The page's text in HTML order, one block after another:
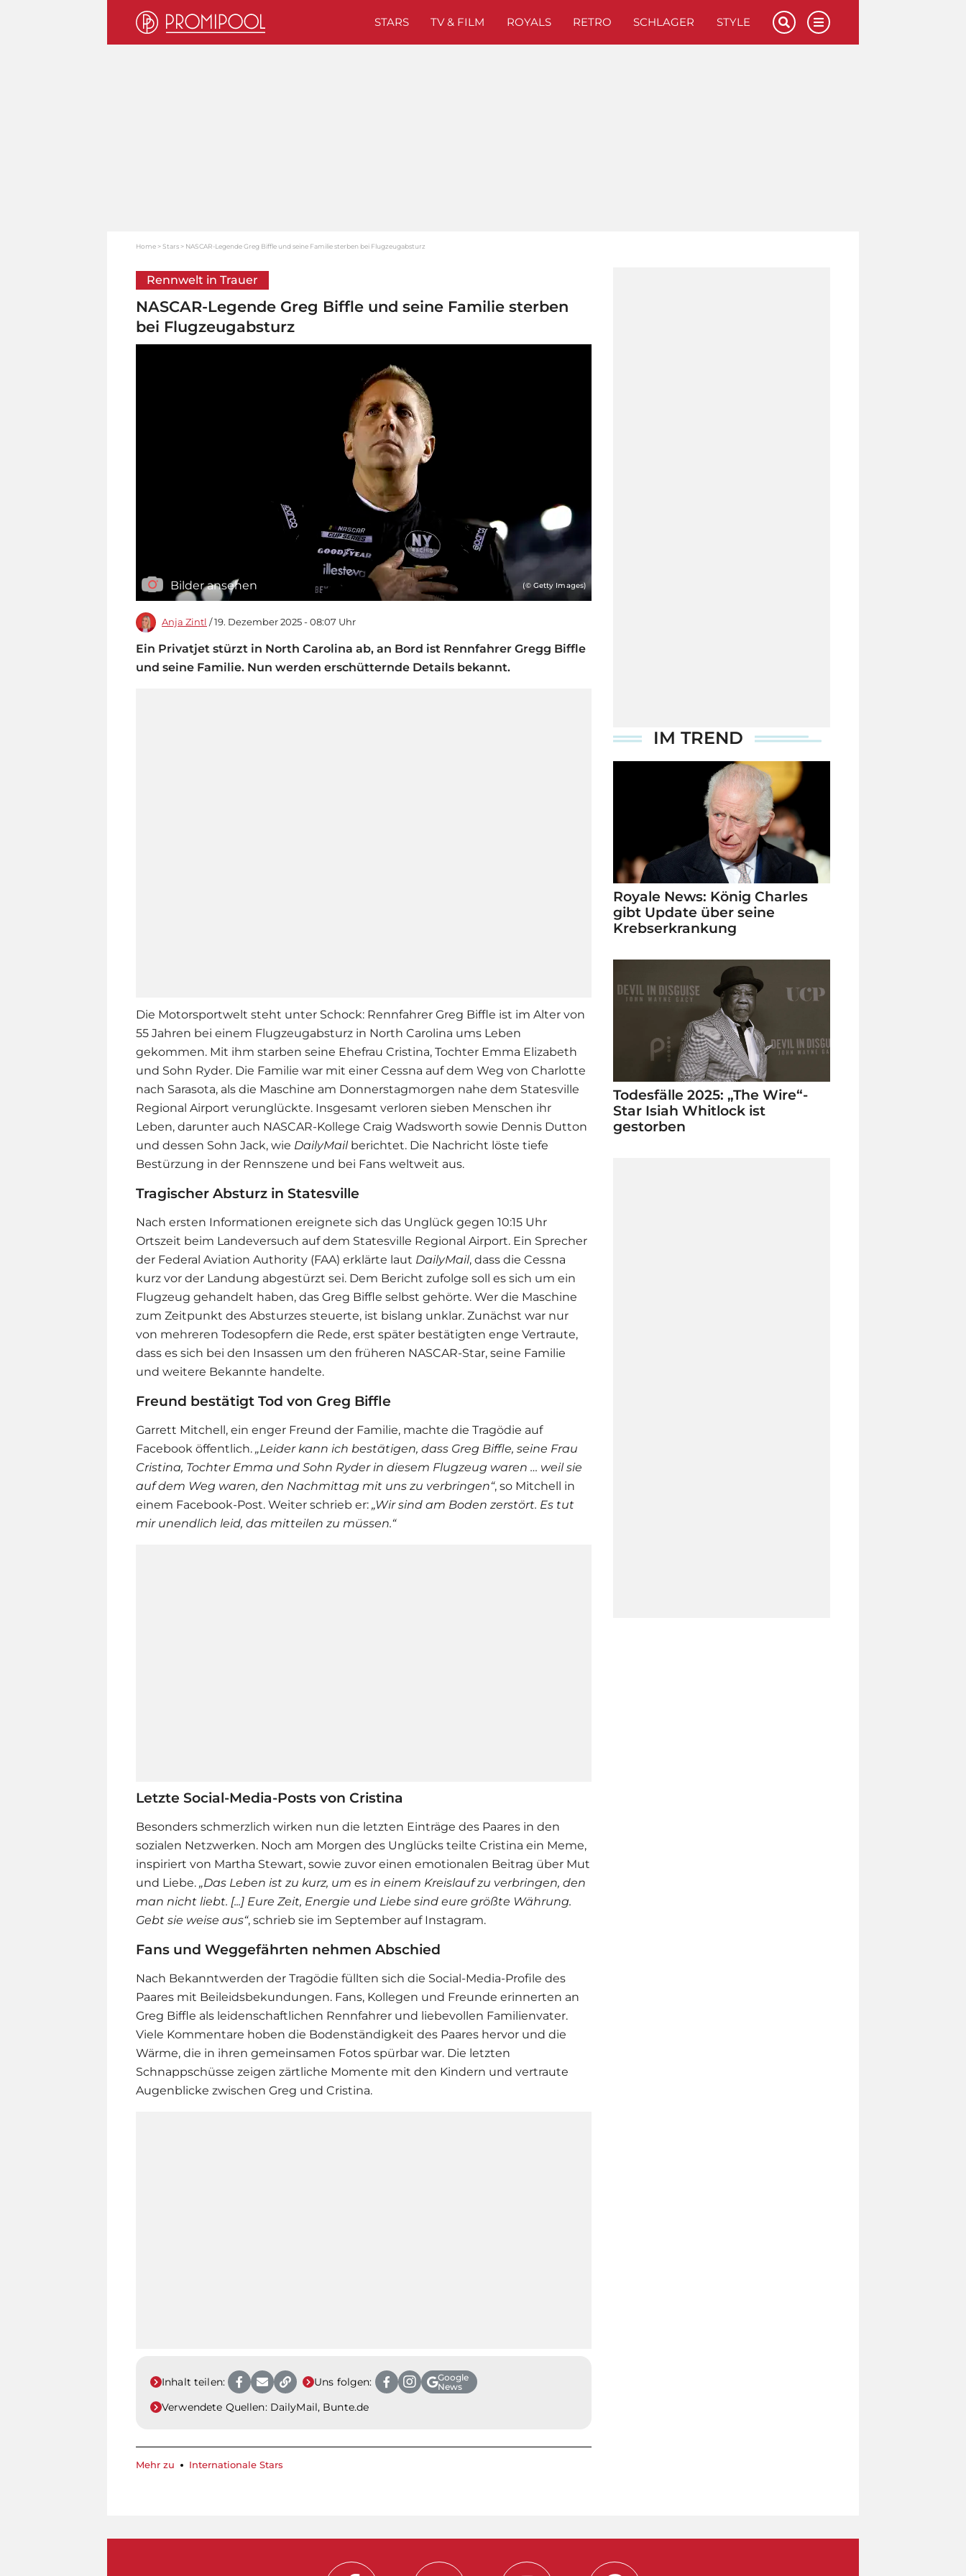
STARS TV & FILM ROYALS RETRO SCHLAGER STYLE
Home Stars NASCAR-Legende Greg Biffle und seine Familie sterben bei Flugzeugabsturz
Rennwelt in Trauer
NASCAR-Legende Greg Biffle und seine Familie sterben
bei Flugzeugabsturz
Bilder ansehen (© Getty Images)
Anja Zintl / 19. Dezember 2025 - 08:07 Uhr
Ein Privatjet stürzt in North Carolina ab, an Bord ist Rennfahrer Gregg Biffle
und seine Familie. Nun werden erschütternde Details bekannt.
Die Motorsportwelt steht unter Schock: Rennfahrer Greg Biffle ist im Alter von
55 Jahren bei einem Flugzeugabsturz in North Carolina ums Leben
gekommen. Mit ihm starben seine Ehefrau Cristina, Tochter Emma Elizabeth
und Sohn Ryder. Die Familie war mit einer Cessna auf dem Weg von Charlotte
nach Sarasota, als die Maschine am Donnerstagmorgen nahe dem Statesville
Regional Airport verunglückte. Insgesamt verloren sieben Menschen ihr
Leben, darunter auch NASCAR-Kollege Craig Wadsworth sowie Dennis Dutton
und dessen Sohn Jack, wie DailyMail berichtet. Die Nachricht löste tiefe
Bestürzung in der Rennszene und bei Fans weltweit aus.
Tragischer Absturz in Statesville
Nach ersten Informationen ereignete sich das Unglück gegen 10:15 Uhr
Ortszeit beim Landeversuch auf dem Statesville Regional Airport. Ein Sprecher
der Federal Aviation Authority (FAA) erklärte laut DailyMail, dass die Cessna
kurz vor der Landung abgestürzt sei. Dem Bericht zufolge soll es sich um ein
Flugzeug gehandelt haben, das Greg Biffle selbst gehörte. Wer die Maschine
zum Zeitpunkt des Absturzes steuerte, ist bislang unklar. Zunächst war nur
von mehreren Todesopfern die Rede, erst später bestätigten enge Vertraute,
dass es sich bei den Insassen um den früheren NASCAR-Star, seine Familie
und weitere Bekannte handelte.
Freund bestätigt Tod von Greg Biffle
Garrett Mitchell, ein enger Freund der Familie, machte die Tragödie auf
Facebook öffentlich. „Leider kann ich bestätigen, dass Greg Biffle, seine Frau
Cristina, Tochter Emma und Sohn Ryder in diesem Flugzeug waren … weil sie
auf dem Weg waren, den Nachmittag mit uns zu verbringen“, so Mitchell in
einem Facebook-Post. Weiter schrieb er: „Wir sind am Boden zerstört. Es tut
mir unendlich leid, das mitteilen zu müssen.“
Letzte Social-Media-Posts von Cristina
Besonders schmerzlich wirken nun die letzten Einträge des Paares in den
sozialen Netzwerken. Noch am Morgen des Unglücks teilte Cristina ein Meme,
inspiriert von Martha Stewart, sowie zuvor einen emotionalen Beitrag über Mut
und Liebe. „Das Leben ist zu kurz, um es in einem Kreislauf zu verbringen, den
man nicht liebt. [...] Eure Zeit, Energie und Liebe sind eure größte Währung.
Gebt sie weise aus“, schrieb sie im September auf Instagram.
Fans und Weggefährten nehmen Abschied
Nach Bekanntwerden der Tragödie füllten sich die Social-Media-Profile des
Paares mit Beileidsbekundungen. Fans, Kollegen und Freunde erinnerten an
Greg Biffle als leidenschaftlichen Rennfahrer und liebevollen Familienvater.
Viele Kommentare hoben die Bodenständigkeit des Paares hervor und die
Wärme, die in ihren gemeinsamen Fotos spürbar war. Die letzten
Schnappschüsse zeigen zärtliche Momente mit den Kindern und vertraute
Augenblicke zwischen Greg und Cristina.
Inhalt teilen: Uns folgen:
Google
News
Verwendete Quellen: DailyMail, Bunte.de
Mehr zu Internationale Stars
IM TREND
Royale News: König Charles
gibt Update über seine
Krebserkrankung
Todesfälle 2025: „The Wire“-
Star Isiah Whitlock ist
gestorben